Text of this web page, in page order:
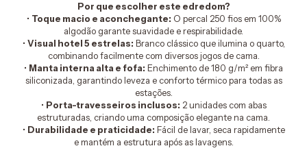
Por que escolher este edredom?
• Toque macio e aconchegante: O percal 250 fios em 100%
algodão garante suavidade e respirabilidade.
• Visual hotel 5 estrelas: Branco clássico que ilumina o quarto,
combinando facilmente com diversos jogos de cama.
• Manta interna alta e fofa: Enchimento de 180 g/m² em fibra
siliconizada, garantindo leveza e conforto térmico para todas as
estações.
• Porta-travesseiros inclusos: 2 unidades com abas
estruturadas, criando uma composição elegante na cama.
• Durabilidade e praticidade: Fácil de lavar, seca rapidamente
e mantém a estrutura após as lavagens.